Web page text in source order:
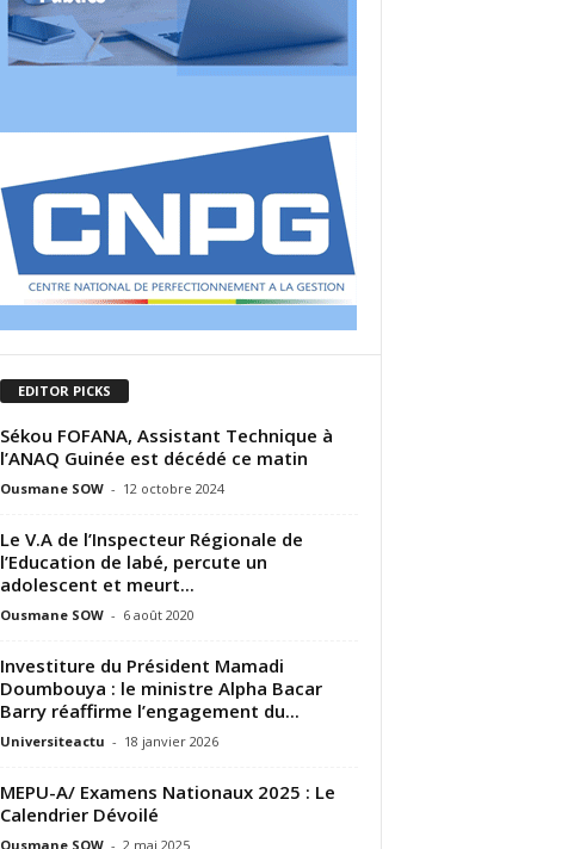
EDITOR PICKS
Sékou FOFANA, Assistant Technique à
l’ANAQ Guinée est décédé ce matin
Ousmane SOW - 12 octobre 2024
Le V.A de l’Inspecteur Régionale de
l’Education de labé, percute un
adolescent et meurt...
Ousmane SOW - 6 août 2020
Investiture du Président Mamadi
Doumbouya : le ministre Alpha Bacar
Barry réaffirme l’engagement du...
Universiteactu - 18 janvier 2026
MEPU-A/ Examens Nationaux 2025 : Le
Calendrier Dévoilé
Ousmane SOW - 2 mai 2025